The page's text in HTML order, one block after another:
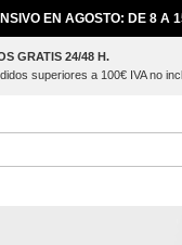
EN AGOSTO: DE 8 A
GRATIS 24/48 H.
superiores a 100€ IVA no incl.